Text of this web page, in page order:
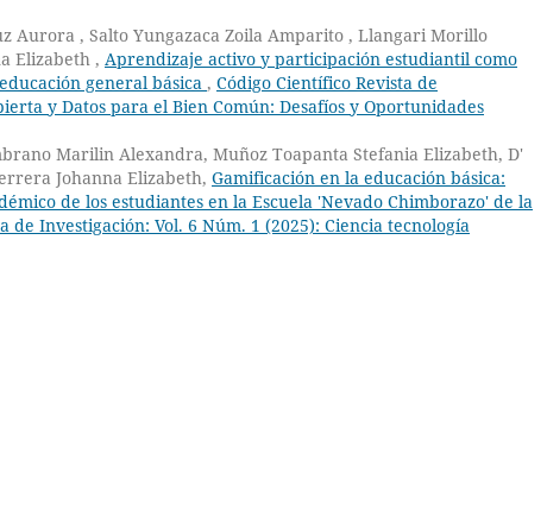
Aurora , Salto Yungazaca Zoila Amparito , Llangari Morillo
Elizabeth , Aprendizaje activo y participación estudiantil como
general básica , Código Científico Revista de
y Datos para el Bien Común: Desafíos y Oportunidades
Marilin Alexandra, Muñoz Toapanta Stefania Elizabeth, D'
Johanna Elizabeth, Gamificación en la educación básica:
de los estudiantes en la Escuela 'Nevado Chimborazo' de la
de Investigación: Vol. 6 Núm. 1 (2025): Ciencia tecnología